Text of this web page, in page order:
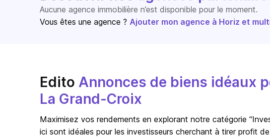
Aucune agence immobilière n’est disponible pour le moment.
Vous êtes une agence ? Ajouter mon agence à Horiz et
Edito Annonces de biens idéaux
La Grand-Croix
Maximisez vos rendements en explorant notre catégorie
ici sont idéales pour les investisseurs cherchant à tirer profit